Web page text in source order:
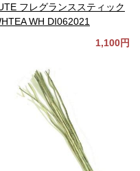
フレグランススティック
WH DI062021
1,100円